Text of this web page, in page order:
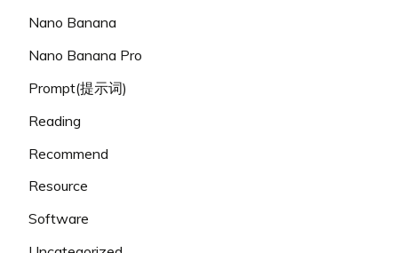
Nano Banana
Nano Banana Pro
Prompt(提示词)
Reading
Recommend
Resource
Software